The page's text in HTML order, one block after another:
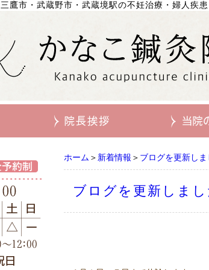
三鷹市・武蔵野市・武蔵境駅の不妊治療・婦人疾
ホーム ＞ 新着情報 ＞ ブログを更新しま
ブログを更新しまし